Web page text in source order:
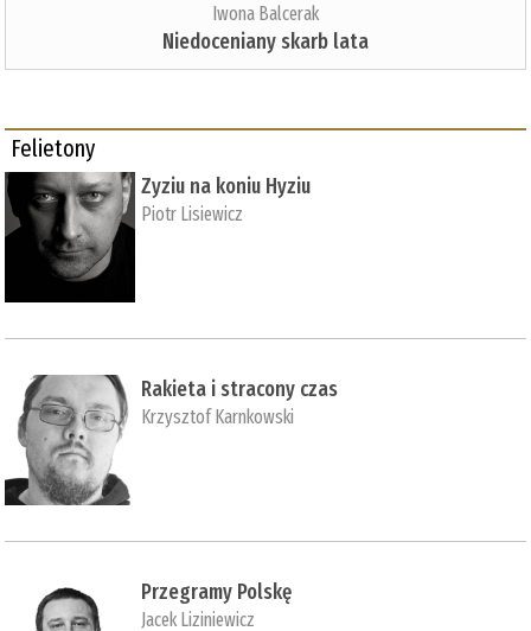
Iwona Balcerak
Niedoceniany skarb lata
Felietony
Zyziu na koniu Hyziu
Piotr Lisiewicz
Rakieta i stracony czas
Krzysztof Karnkowski
Przegramy Polskę
Jacek Liziniewicz